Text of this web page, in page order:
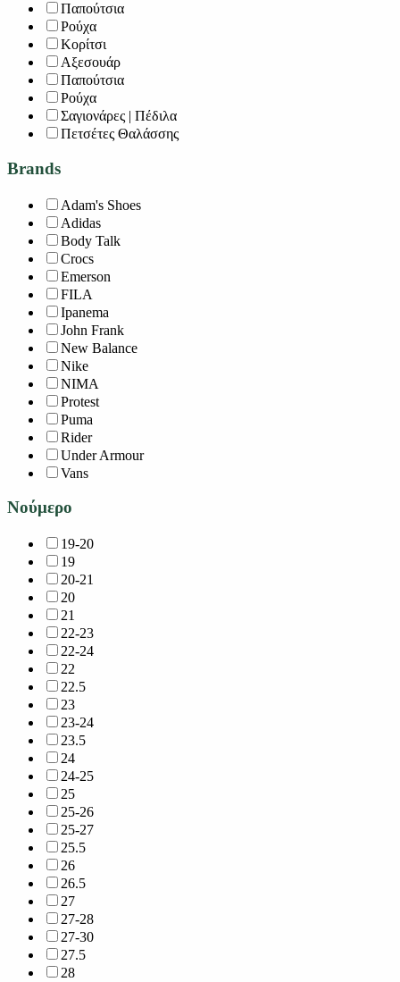
Παπούτσια
Ρούχα
Κορίτσι
Αξεσουάρ
Παπούτσια
Ρούχα
Σαγιονάρες | Πέδιλα
Πετσέτες Θαλάσσης
Brands
Adam's Shoes
Adidas
Body Talk
Crocs
Emerson
FILA
Ipanema
John Frank
New Balance
Nike
NIMA
Protest
Puma
Rider
Under Armour
Vans
Νούμερο
19-20
19
20-21
20
21
22-23
22-24
22
22.5
23
23-24
23.5
24
24-25
25
25-26
25-27
25.5
26
26.5
27
27-28
27-30
27.5
28